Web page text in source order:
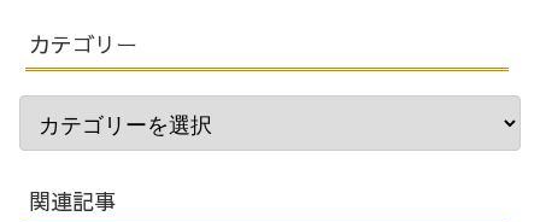
カテゴリー
関連記事